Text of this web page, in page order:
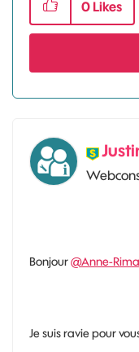
0 Likes
Bonjour@Anne-Rima
Je suis ravie pour